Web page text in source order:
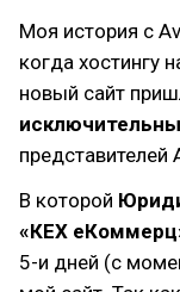
Моя история с
когда хостингу
новый сайт
представителей
В которой
«КЕХ
5-и дней (с